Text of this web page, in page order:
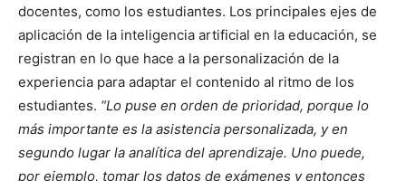
docentes, como los estudiantes. Los principales ejes de
aplicación de la inteligencia artificial en la educación, se
registran en lo que hace a la personalización de la
experiencia para adaptar el contenido al ritmo de los
estudiantes. “Lo puse en orden de prioridad, porque lo
más importante es la asistencia personalizada, y en
segundo lugar la analítica del aprendizaje. Uno puede,
por ejemplo, tomar los datos de exámenes y entonces